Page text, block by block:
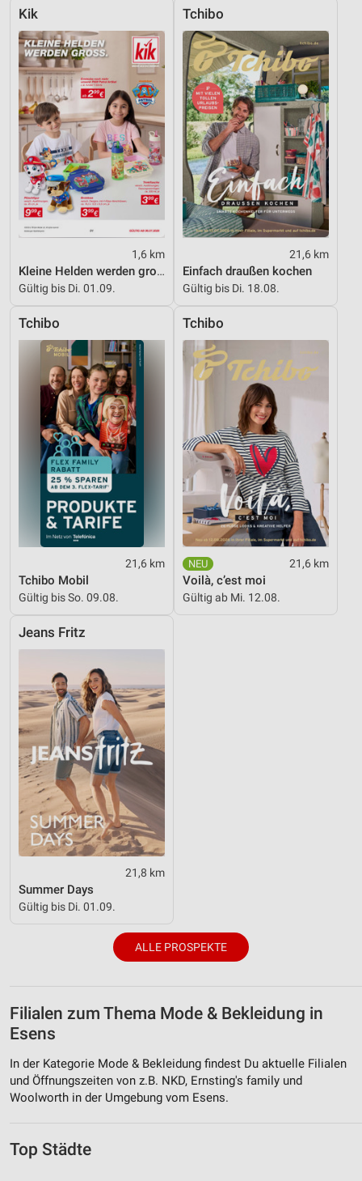
Kik
1,6 km
Kleine Helden werden gross
Gültig bis Di. 01.09.
Tchibo
21,6 km
Einfach draußen kochen
Gültig bis Di. 18.08.
Tchibo
21,6 km
Tchibo Mobil
Gültig bis So. 09.08.
Tchibo
21,6 km
Voilà, c’est moi
Gültig ab Mi. 12.08.
Jeans Fritz
21,8 km
Summer Days
Gültig bis Di. 01.09.
ALLE PROSPEKTE
Filialen zum Thema Mode & Bekleidung in
Esens
In der Kategorie Mode & Bekleidung findest Du aktuelle Filialen
und Öffnungszeiten von z.B. NKD, Ernsting's family und
Woolworth in der Umgebung vom Esens.
Top Städte